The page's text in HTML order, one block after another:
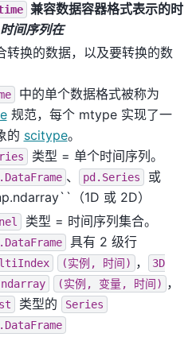
兼容数据容器格式表示的时
时间序列在
转换的数据，以及要转换的数
中的单个数据格式被称为
规范，每个 mtype 实现了一
的 scitype。
类型 = 单个时间序列。
、 pd.Series
或
（1D 或 2D）
类型 = 时间序列集合。
具有 2 级行
(实例, 时间) ，
3D
(实例, 变量, 时间) ，
类型的
Series